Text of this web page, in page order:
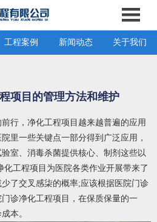
工程案例 新闻动态 关于我们
项目的管理方法和维护
行，净化工程项目越来越普遍的应用
里一些关键点一部分得到广泛应用，
室、消毒杀菌提供核心、制剂这些以
化工程项目为医院各类作业开展带来了
了交叉感柒的概率;应该根据医院门诊
诊净化工程项目，在保质保量的一
本。